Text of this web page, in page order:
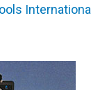
International